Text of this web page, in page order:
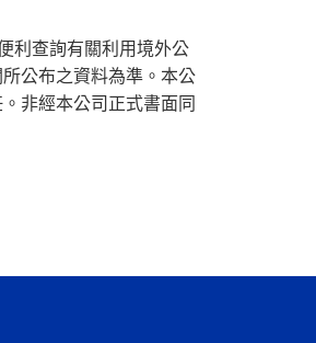
利查詢有關利用境外公
公布之資料為準。本公
非經本公司正式書面同